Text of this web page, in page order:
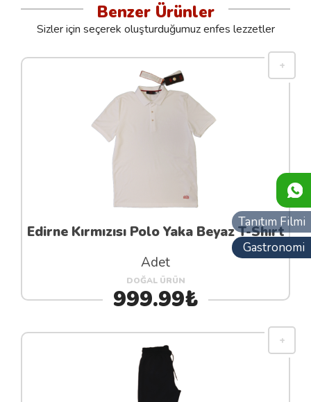
Benzer Ürünler
Sizler için seçerek oluşturduğumuz enfes lezzetler
Edirne Kırmızısı Polo Yaka Beyaz T-Shırt
Adet
DOĞAL ÜRÜN
999.99₺
Tanıtım Filmi
Gastronomi